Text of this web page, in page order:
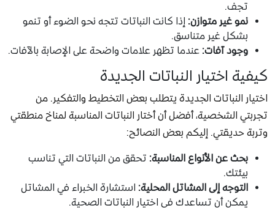
تجف.
نمو غير متوازن: إذا كانت النباتات تتجه نحو الضوء أو تنمو
بشكل غير متناسق.
وجود آفات: عندما تظهر علامات واضحة على الإصابة بالآفات.
كيفية اختيار النباتات الجديدة
اختيار النباتات الجديدة يتطلب بعض التخطيط والتفكير. من
تجربتي الشخصية، أفضل أن أختار النباتات المناسبة لمناخ منطقتي
وتربة حديقتي. إليكم بعض النصائح:
بحث عن الأنواع المناسبة: تحقق من النباتات التي تناسب
بيئتك.
التوجه إلى المشاتل المحلية: استشارة الخبراء في المشاتل
يمكن أن تساعدك في اختيار النباتات الصحية.